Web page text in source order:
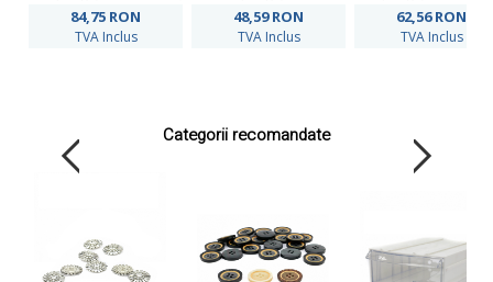
84,75 RON
TVA Inclus
48,59RON
TVA Inclus
62,56RON
TVA Inclus
Categorii recomandate